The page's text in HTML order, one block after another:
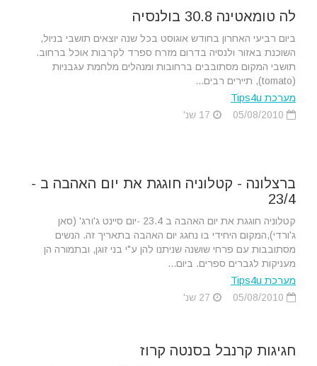
לה טומאטינה 30.8 בולנסיה
ביום רביעי האחרון בחודש אוגוסט בכל שנה יוצאים תושבי בניול,
השוכנת באזור ולנסיה בדרום מזרח ספרד לקרבות אוכל ברחוב.
תושבי המקום מסתובבים ברחובות ומנהלים מלחמת עגבניות
(tomato), תיירים רבים...
מערכת Tips4u
ברצלונה - קטלוניה חוגגת את יום האהבה ב -
23/4
קטלוניה חוגגת את יום האהבה ב 23.4 -יום סיינט ג'ורג' (סאן
ג'ורדי),המקום היחידי בו נחגג יום האהבה בתאריך זה. הנשים
מסתובבות עם פרחי שושנה שניתנו להן ע"י בני זוגן, ובתמורה הן
מעניקות לגברים ספרים. ביום...
מערכת Tips4u
חגיגות קרנבל בסנטה קרוז